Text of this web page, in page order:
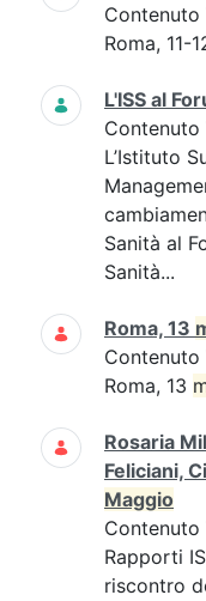
Contenuto
Roma, 11-
L'ISS al
Contenuto
L’Istituto
Sanità al
Sanità...
Roma, 13
Contenuto
Roma, 13
Rosaria
Feliciani,
Maggio
Contenuto
Rapporti
riscontro